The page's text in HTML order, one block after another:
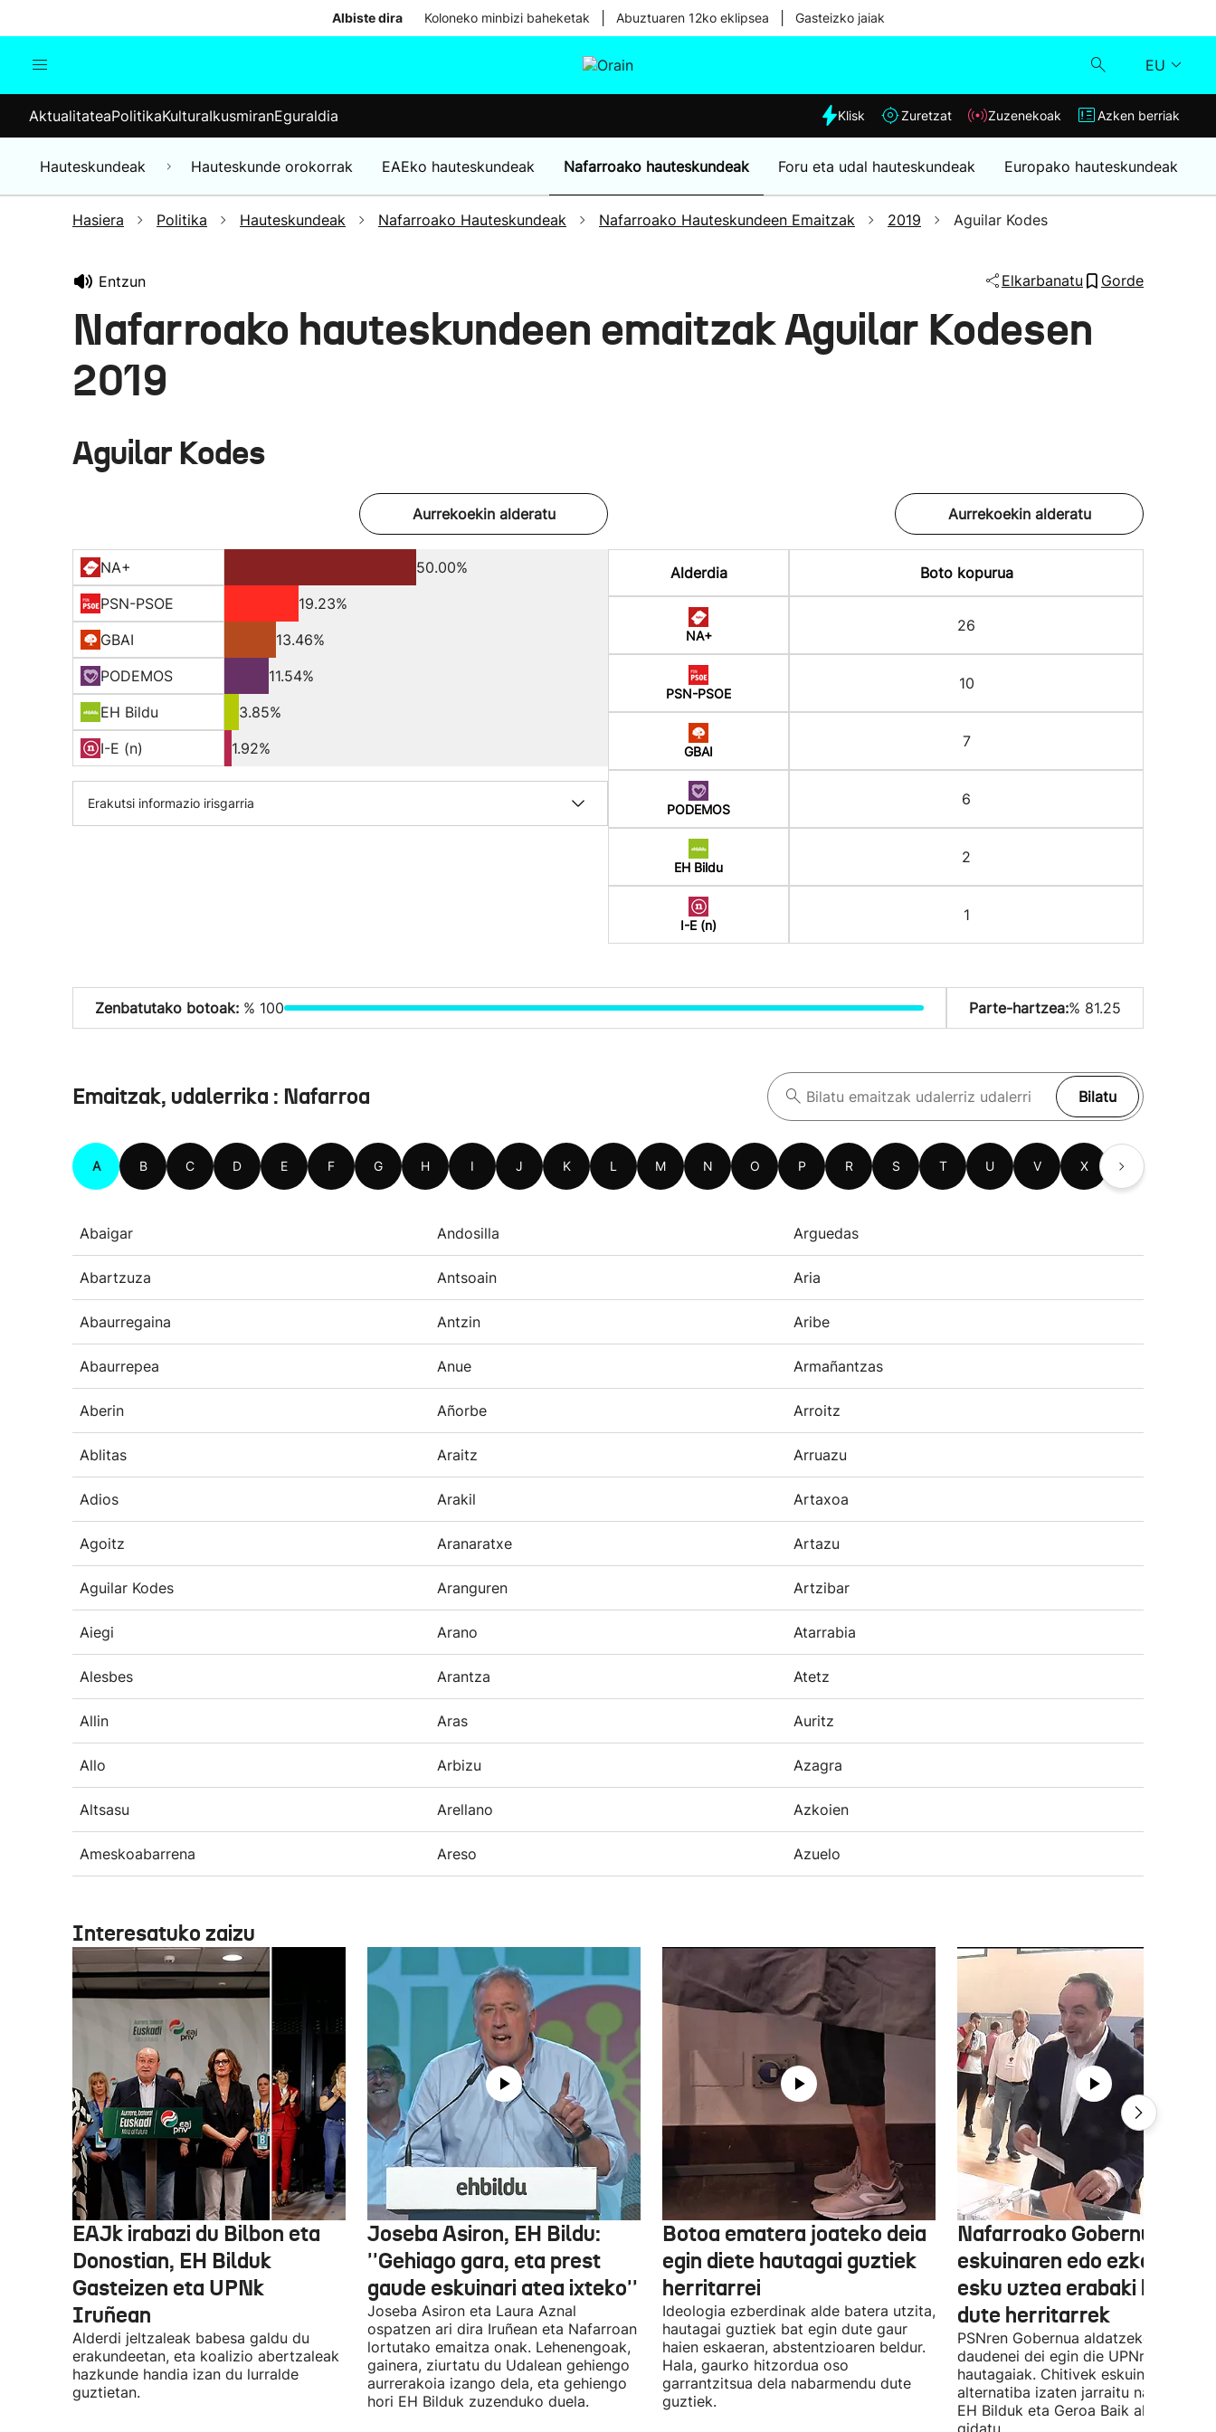
Albiste dira Koloneko minbizi baheketak Abuztuaren 12ko eklipsea Gasteizko jaiak
EU
Munduko albisteak
Hauteskundeak
Eguraldia
Klisk
Zuzenekoak
Azken berriak
AktualitateaPolitikaKulturaIkusmiranEguraldia Klisk Zuretzat Zuzenekoak Azken berriak
Hauteskundeak Hauteskunde orokorrak EAEko hauteskundeak Nafarroako hauteskundeak Foru eta udal hauteskundeak Europako hauteskundeak
Hasiera Politika Hauteskundeak Nafarroako Hauteskundeak Nafarroako Hauteskundeen Emaitzak 2019 Aguilar Kodes
Entzun Elkarbanatu Gorde
Nafarroako hauteskundeen emaitzak Aguilar Kodesen
2019
Aguilar Kodes
Aurrekoekin alderatu
NA+
50.00%
PSN-PSOE
19.23%
GBAI
13.46%
PODEMOS
11.54%
EH Bildu
3.85%
I-E (n)
1.92%
Erakutsi informazio irisgarria
Aurrekoekin alderatu
Alderdia Boto kopurua
NA+
26
PSN-PSOE
10
GBAI
7
PODEMOS
6
EH Bildu
2
I-E (n)
1
Zenbatutako botoak: % 100 Parte-hartzea:% 81.25
Emaitzak, udalerrika : Nafarroa Bilatu
A B C D E F G H I J K L M N O P R S T U V X
Abaigar Andosilla Arguedas
Abartzuza Antsoain Aria
Abaurregaina Antzin Aribe
Abaurrepea Anue Armañantzas
Aberin Añorbe Arroitz
Ablitas Araitz Arruazu
Adios Arakil Artaxoa
Agoitz Aranaratxe Artazu
Aguilar Kodes Aranguren Artzibar
Aiegi Arano Atarrabia
Alesbes Arantza Atetz
Allin Aras Auritz
Allo Arbizu Azagra
Altsasu Arellano Azkoien
Ameskoabarrena Areso Azuelo
Interesatuko zaizu
EAJk irabazi du Bilbon eta
Donostian, EH Bilduk
Gasteizen eta UPNk
Iruñean
Alderdi jeltzaleak babesa galdu du
erakundeetan, eta koalizio abertzaleak
hazkunde handia izan du lurralde
guztietan.
Joseba Asiron, EH Bildu:
''Gehiago gara, eta prest
gaude eskuinari atea ixteko''
Joseba Asiron eta Laura Aznal
ospatzen ari dira Iruñean eta Nafarroan
lortutako emaitza onak. Lehenengoak,
gainera, ziurtatu du Udalean gehiengo
aurrerakoia izango dela, eta gehiengo
hori EH Bilduk zuzenduko duela.
Botoa ematera joateko deia
egin diete hautagai guztiek
herritarrei
Ideologia ezberdinak alde batera utzita,
hautagai guztiek bat egin dute gaur
haien eskaeran, abstentzioaren beldur.
Hala, gaurko hitzordua oso
garrantzitsua dela nabarmendu dute
guztiek.
Nafarroako Gobernua
eskuinaren edo ezkerraren
esku uztea erabaki
dute herritarrek
PSNren Gobernua aldatzeko irrikitan
daudenei dei egin die UPNren
hautagaiak. Chitivek eskuinaren
alternatiba izaten jarraitu nahi du eta
EH Bilduk eta Geroa Baik aldaketa
gidatu.